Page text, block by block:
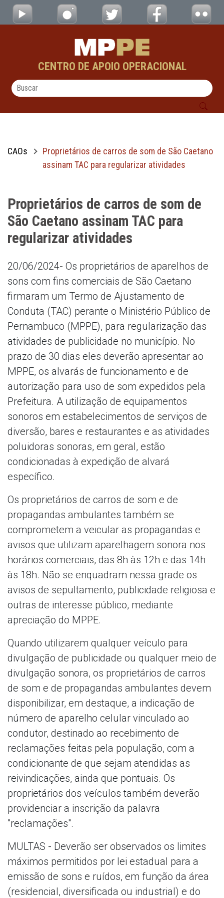
Pular para o Conteúdo principal
Proprietários de carros de som de São
CENTRO DE APOIO OPERACIONAL
CAOs
Proprietários de carros de som de São Caetano
assinam TAC para regularizar atividades
Proprietários de carros de som de
São Caetano assinam TAC para
regularizar atividades
20/06/2024- Os proprietários de aparelhos de
sons com fins comerciais de São Caetano
firmaram um Termo de Ajustamento de
Conduta (TAC) perante o Ministério Público de
Pernambuco (MPPE), para regularização das
atividades de publicidade no município. No
prazo de 30 dias eles deverão apresentar ao
MPPE, os alvarás de funcionamento e de
autorização para uso de som expedidos pela
Prefeitura. A utilização de equipamentos
sonoros em estabelecimentos de serviços de
diversão, bares e restaurantes e as atividades
poluidoras sonoras, em geral, estão
condicionadas à expedição de alvará
específico.
Os proprietários de carros de som e de
propagandas ambulantes também se
comprometem a veicular as propagandas e
avisos que utilizam aparelhagem sonora nos
horários comerciais, das 8h às 12h e das 14h
às 18h. Não se enquadram nessa grade os
avisos de sepultamento, publicidade religiosa e
outras de interesse público, mediante
apreciação do MPPE.
Quando utilizarem qualquer veículo para
divulgação de publicidade ou qualquer meio de
divulgação sonora, os proprietários de carros
de som e de propagandas ambulantes devem
disponibilizar, em destaque, a indicação de
número de aparelho celular vinculado ao
condutor, destinado ao recebimento de
reclamações feitas pela população, com a
condicionante de que sejam atendidas as
reivindicações, ainda que pontuais. Os
proprietários dos veículos também deverão
providenciar a inscrição da palavra
"reclamações".
MULTAS - Deverão ser observados os limites
máximos permitidos por lei estadual para a
emissão de sons e ruídos, em função da área
(residencial, diversificada ou industrial) e do